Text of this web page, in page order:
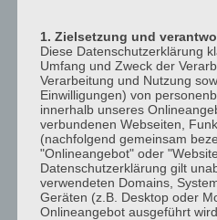
1:00
p.m.
2:00
p.m.
3:00
p.m.
4:00
p.m.
1. Zielsetzung und
Diese Datenschutzerklärung
Umfang und Zweck der
Verarbeitung und Nutzung
Einwilligungen) von
innerhalb unseres
verbundenen Webseiten,
(nachfolgend gemeinsam
"Onlineangebot" oder
Datenschutzerklärung gilt
verwendeten Domains,
Geräten (z.B. Desktop oder
Onlineangebot ausgeführt wird.